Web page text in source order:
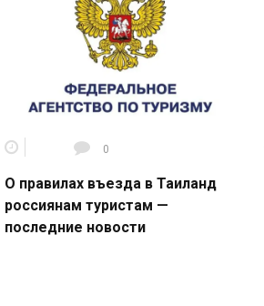
0
О правилах въезда в Таиланд
россиянам туристам —
последние новости